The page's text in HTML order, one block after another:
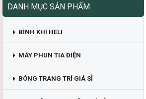
DANH MỤC SẢN PHẨM
BÌNH KHÍ HELI
MÁY PHUN TIA ĐIỆN
BÓNG TRANG TRÍ GIÁ SỈ